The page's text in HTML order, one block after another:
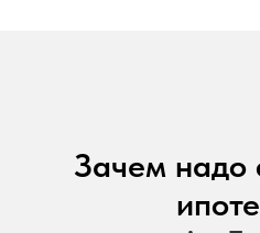
Зачем надо